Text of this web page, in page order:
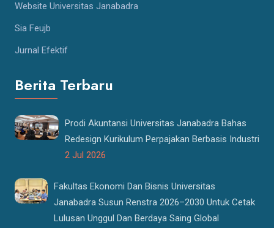
Website Universitas Janabadra
Sia Feujb
Jurnal Efektif
Berita Terbaru
Prodi Akuntansi Universitas Janabadra Bahas
Redesign Kurikulum Perpajakan Berbasis Industri
2 Jul 2026
Fakultas Ekonomi Dan Bisnis Universitas
Janabadra Susun Renstra 2026–2030 Untuk Cetak
Lulusan Unggul Dan Berdaya Saing Global